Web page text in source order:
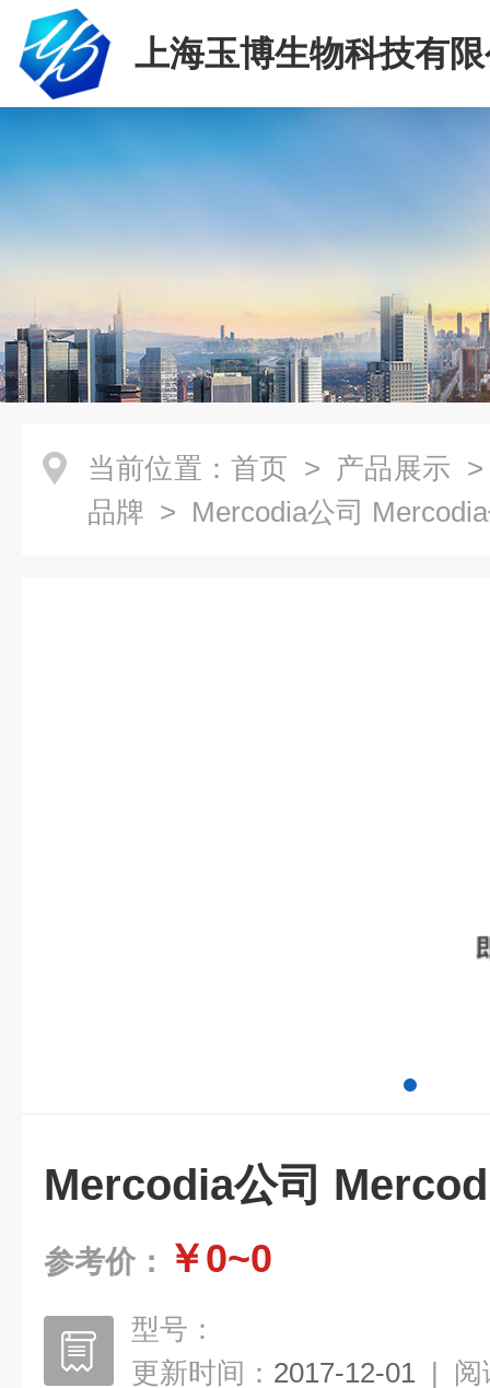
上海玉博生物科技有
当前位置： 首页 > 产品展示
品牌 > Mercodia公司
Mercodia公司
参考价： ￥0~0
型号：
更新时间： 2017-12-01 | 阅